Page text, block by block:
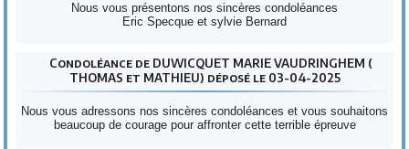
Nous vous présentons nos sincères condoléances
Eric Specque et sylvie Bernard
Condoléance de DUWICQUET MARIE VAUDRINGHEM (
THOMAS et MATHIEU) déposé le 03-04-2025
Nous vous adressons nos sincères condoléances et vous souhaitons
beaucoup de courage pour affronter cette terrible épreuve